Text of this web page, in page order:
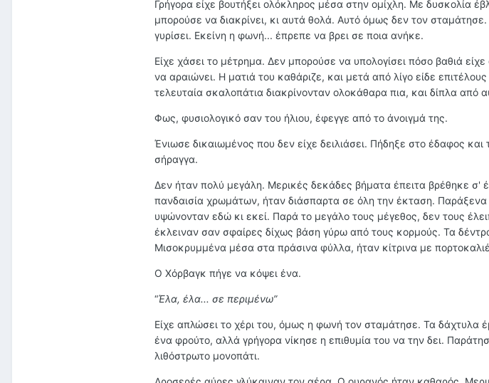
Γρήγορα είχε βουτήξει ολόκληρος μέσα στην ομίχλη. Με δυσκολία
μπορούσε να διακρίνει, κι αυτά θολά. Αυτό όμως δεν τον
γυρίσει. Εκείνη η φωνή... έπρεπε να βρει σε ποια ανήκε.
Είχε χάσει το μέτρημα. Δεν μπορούσε να υπολογίσει πόσο βαθιά
να αραιώνει. Η ματιά του καθάριζε, και μετά από λίγο είδε
τελευταία σκαλοπάτια διακρίνονταν ολοκάθαρα πια, και δίπλα από
Φως, φυσιολογικό σαν του ήλιου, έφεγγε από το άνοιγμά της.
Ένιωσε δικαιωμένος που δεν είχε δειλιάσει. Πήδηξε στο έδαφος και
σήραγγα.
Δεν ήταν πολύ μεγάλη. Μερικές δεκάδες βήματα έπειτα βρέθηκε σ'
πανδαισία χρωμάτων, ήταν διάσπαρτα σε όλη την έκταση. Παράξενα
υψώνονταν εδώ κι εκεί. Παρά το μεγάλο τους μέγεθος, δεν τους
έκλειναν σαν σφαίρες δίχως βάση γύρω από τους κορμούς. Τα
Μισοκρυμμένα μέσα στα πράσινα φύλλα, ήταν κίτρινα με
Ο Χόρβαγκ πήγε να κόψει ένα.
“Έλα, έλα... σε περιμένω”
Είχε απλώσει το χέρι του, όμως η φωνή τον σταμάτησε. Τα δάχτυλα
ένα φρούτο, αλλά γρήγορα νίκησε η επιθυμία του να την δει.
λιθόστρωτο μονοπάτι.